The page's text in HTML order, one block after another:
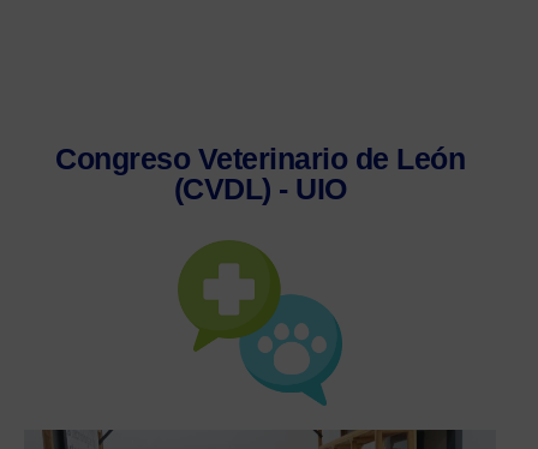
Congreso Veterinario de León
(CVDL) - UIO